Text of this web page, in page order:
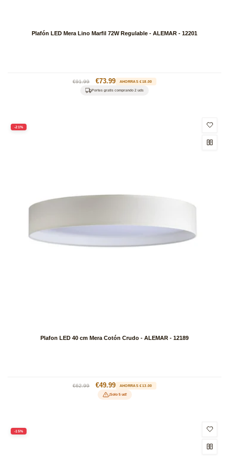
Plafón LED Mera Lino Marfil 72W Regulable - ALEMAR - 12201
Precio
habitual
€91.99
Precio
de
€73.99 AHORRAS €18.00
Portes gratis comprando 2 uds
-21%
Plafon LED 40 cm Mera Cotón Crudo - ALEMAR - 12189
Precio
habitual
€62.99
Precio
de
oferta
€49.99 AHORRAS €13.00
¡Solo 5 ud!
-15%